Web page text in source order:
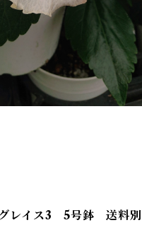
グレイス3 5号鉢 送料別